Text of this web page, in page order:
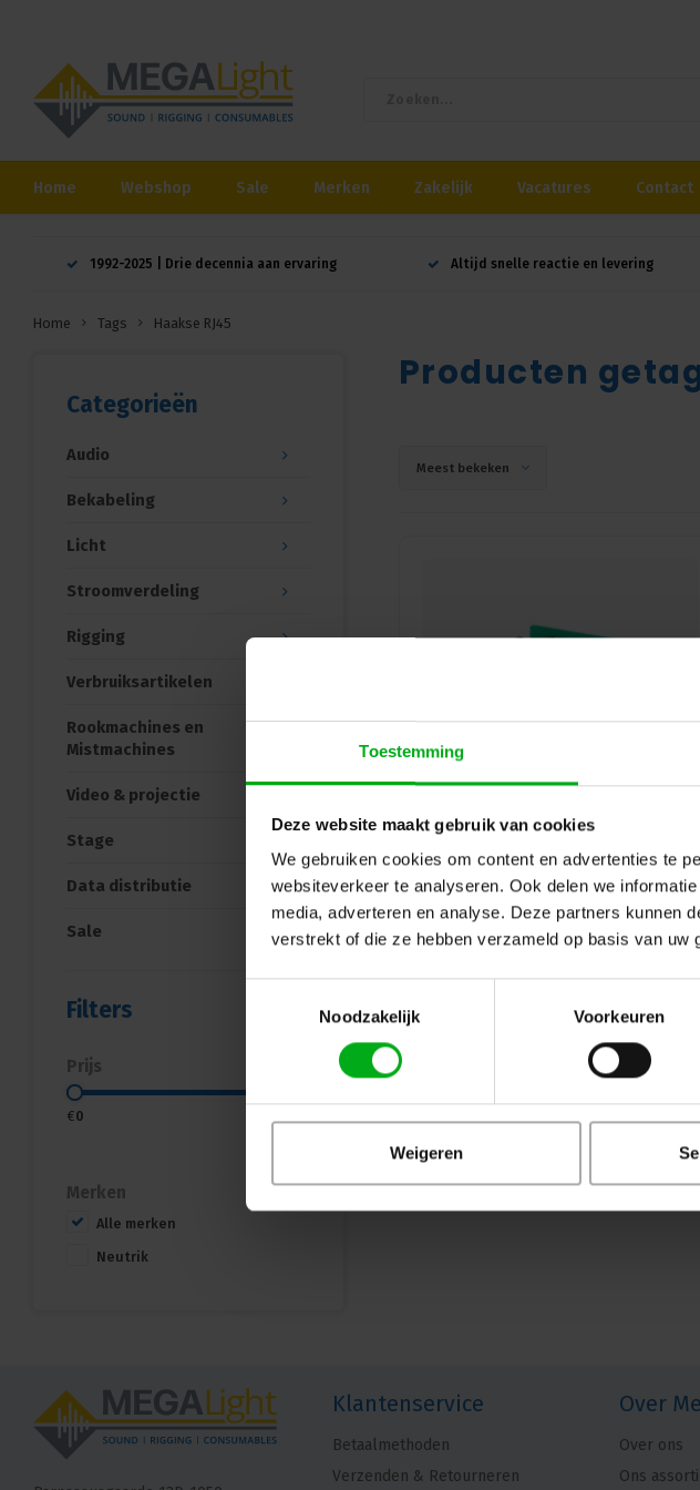
Toestemming
Deze website maakt gebruik van cookies
We gebruiken cookies om content en advertenties te
websiteverkeer te analyseren. Ook delen we
media, adverteren en analyse. Deze partners kunnen
verstrekt of die ze hebben verzameld op basis van uw
Noodzakelijk
Voorkeuren
Weigeren
Home Webshop Sale Merken Zakelijk Vacatures Contact
1992-2025 | Drie decennia aan ervaring Altijd snelle reactie en levering
Home Tags Haakse RJ45
Categorieën
Audio
Bekabeling
Licht
Stroomverdeling
Rigging
Verbruiksartikelen
Rookmachines en
Mistmachines
Video & projectie
Stage
Data distributie
Sale
Filters
Prijs
€0
Merken
Alle merken
Neutrik
Producten
Meest bekeken
Klantenservice
Betaalmethoden
Verzenden & Retourneren
Over
Over ons
Ons